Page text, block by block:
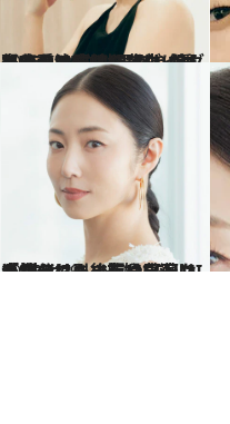
2026.5.15
自分の二の腕、背中に衝撃を受け…40代でダイエットを決意したMEGUMI（44）が、美しく痩せるために“取り組んだこと”《逆効果だったダイエット法は？》
ビューティ＆ヘルス
2025.5.29
「自分にも後悔や葛藤は当然あります」MEGUMIが“生々しい”夫婦を演じるうえで引っ張り出した感情とは
カルチャー